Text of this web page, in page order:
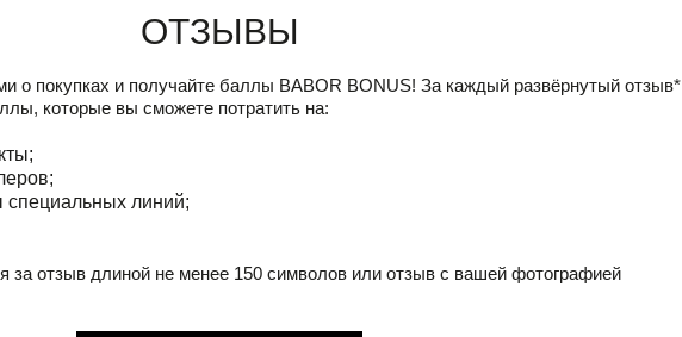
Отзывы
о покупках и получайте баллы BABOR BONUS! За каждый развёрнутый отзыв*
которые вы сможете потратить на:
специальных линий;
отзыв длиной не менее 150 символов или отзыв с вашей фотографией